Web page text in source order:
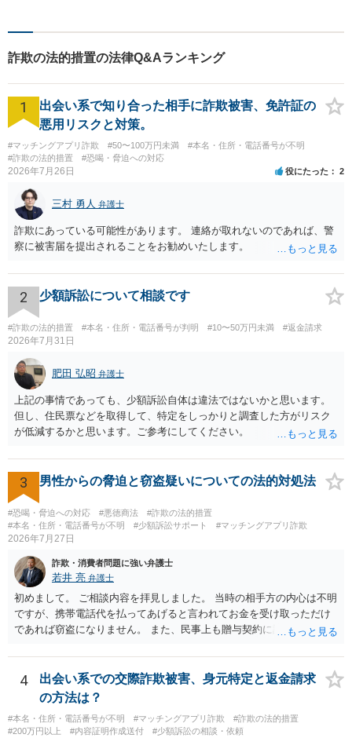
詐欺の法的措置の法律Q&Aランキング
1
出会い系で知り合った相手に詐欺被害、免許証の
悪用リスクと対策。
#マッチングアプリ詐欺 #50〜100万円未満
#本名・住所・電話番号が不明
#詐欺の法的措置
#恐喝・脅迫への対応
2026年7月26日 役にたった 2
三村 勇人 弁護士
詐欺にあっている可能性があります。 連絡が取れないのであれば、警
察に被害届を提出されることをお勧めいたします。
2 少額訴訟について相談です
#詐欺の法的措置 #本名・住所・電話番号が判明 #10〜50万円未満 #返金請求
2026年7月31日
肥田 弘昭 弁護士
上記の事情であっても、少額訴訟自体は違法ではないかと思います。
但し、住民票などを取得して、特定をしっかりと調査した方がリスク
が低減するかと思います。ご参考にしてください。
3 男性からの脅迫と窃盗疑いについての法的対処法
#恐喝・脅迫への対応 #悪徳商法
#詐欺の法的措置
#本名・住所・電話番号が不明
#少額訴訟サポート #マッチングアプリ詐欺
2026年7月27日
詐欺・消費者問題に強い弁護士
若井 亮 弁護士
初めまして。 ご相談内容を拝見しました。 当時の相手方の内心は不明
ですが、携帯電話代を払ってあげると言われてお金を受け取っただけ
であれば窃盗になりません。 また、民事上も贈与契約に該当すると思
ず、可能であればブロックをするようにしてください。 ご不安であれ
ば、最寄りの警察署に相談をしても良いかもしれません。 以上、ご参
考になれば幸いです。
4
出会い系での交際詐欺被害、身元特定と返金請求
の方法は？
#本名・住所・電話番号が不明 #マッチングアプリ詐欺
#詐欺の法的措置
#200万円以上
#内容証明作成送付 #少額訴訟の相談・依頼